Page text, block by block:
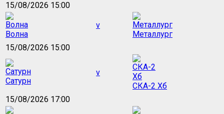
15/08/2026 15:00
Волна
v
Металлург
15/08/2026 15:00
Сатурн
v
СКА-2 Хб
15/08/2026 17:00